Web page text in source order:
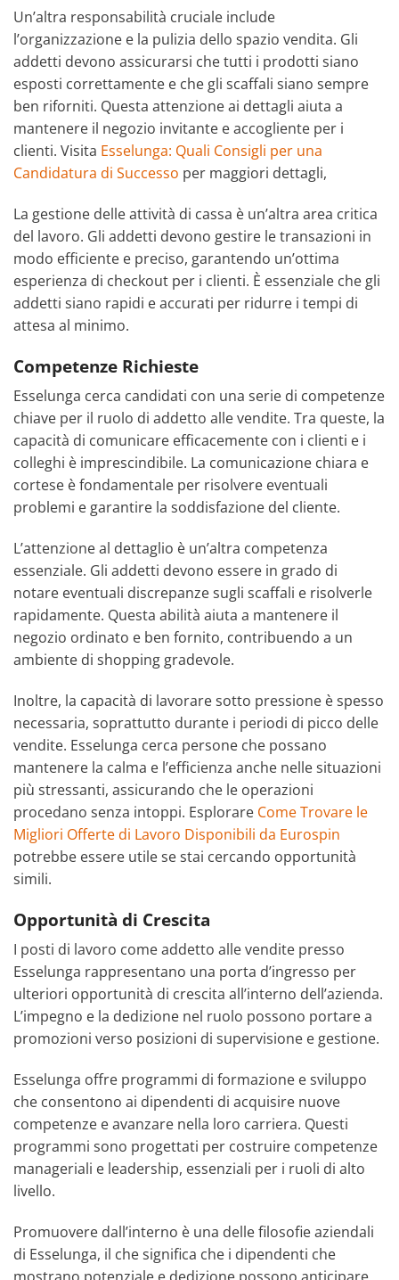
Un’altra responsabilità cruciale include
l’organizzazione e la pulizia dello spazio vendita. Gli
addetti devono assicurarsi che tutti i prodotti siano
esposti correttamente e che gli scaffali siano sempre
ben riforniti. Questa attenzione ai dettagli aiuta a
mantenere il negozio invitante e accogliente per i
clienti. Visita Esselunga: Quali Consigli per una
Candidatura di Successo per maggiori dettagli,
La gestione delle attività di cassa è un’altra area critica
del lavoro. Gli addetti devono gestire le transazioni in
modo efficiente e preciso, garantendo un’ottima
esperienza di checkout per i clienti. È essenziale che gli
addetti siano rapidi e accurati per ridurre i tempi di
attesa al minimo.
Competenze Richieste
Esselunga cerca candidati con una serie di competenze
chiave per il ruolo di addetto alle vendite. Tra queste, la
capacità di comunicare efficacemente con i clienti e i
colleghi è imprescindibile. La comunicazione chiara e
cortese è fondamentale per risolvere eventuali
problemi e garantire la soddisfazione del cliente.
L’attenzione al dettaglio è un’altra competenza
essenziale. Gli addetti devono essere in grado di
notare eventuali discrepanze sugli scaffali e risolverle
rapidamente. Questa abilità aiuta a mantenere il
negozio ordinato e ben fornito, contribuendo a un
ambiente di shopping gradevole.
Inoltre, la capacità di lavorare sotto pressione è spesso
necessaria, soprattutto durante i periodi di picco delle
vendite. Esselunga cerca persone che possano
mantenere la calma e l’efficienza anche nelle situazioni
più stressanti, assicurando che le operazioni
procedano senza intoppi. Esplorare Come Trovare le
Migliori Offerte di Lavoro Disponibili da Eurospin
potrebbe essere utile se stai cercando opportunità
simili.
Opportunità di Crescita
I posti di lavoro come addetto alle vendite presso
Esselunga rappresentano una porta d’ingresso per
ulteriori opportunità di crescita all’interno dell’azienda.
L’impegno e la dedizione nel ruolo possono portare a
promozioni verso posizioni di supervisione e gestione.
Esselunga offre programmi di formazione e sviluppo
che consentono ai dipendenti di acquisire nuove
competenze e avanzare nella loro carriera. Questi
programmi sono progettati per costruire competenze
manageriali e leadership, essenziali per i ruoli di alto
livello.
Promuovere dall’interno è una delle filosofie aziendali
di Esselunga, il che significa che i dipendenti che